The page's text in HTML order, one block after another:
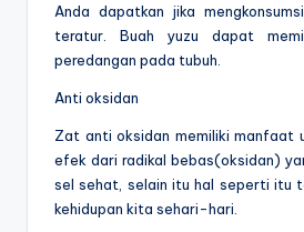
Anda dapatkan jika
teratur. Buah yuzu dapat
peredangan pada tubuh.
Anti oksidan
Zat anti oksidan memiliki manfaat
efek dari radikal bebas(oksidan)
sel sehat, selain itu hal seperti itu
kehidupan kita sehari-hari.